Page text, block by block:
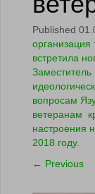
Published
встретила
Заместитель
вопросам
ветеранам
настроения
2018 году.
← Previous